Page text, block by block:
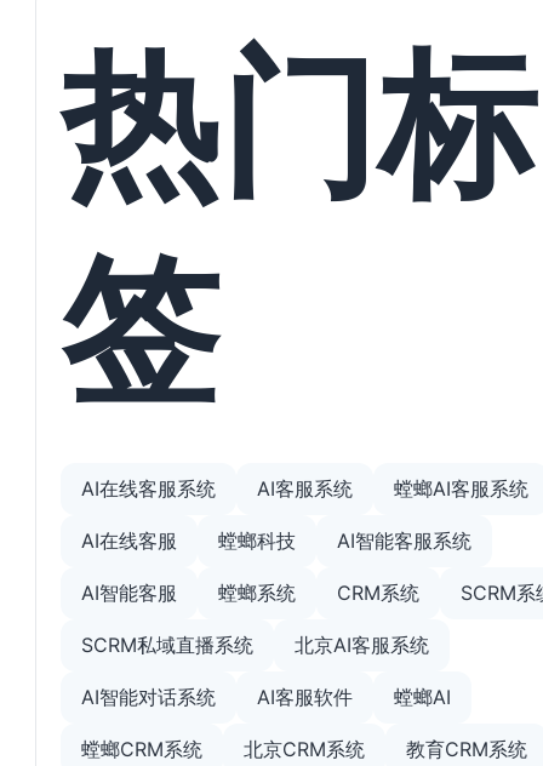
热门标
签
AI在线客服系统 AI客服系统 螳螂AI客服系统
AI在线客服 螳螂科技 AI智能客服系统
AI智能客服 螳螂系统 CRM系统 SCRM系
SCRM私域直播系统 北京AI客服系统
AI智能对话系统 AI客服软件 螳螂AI
螳螂CRM系统 北京CRM系统 教育CRM系统